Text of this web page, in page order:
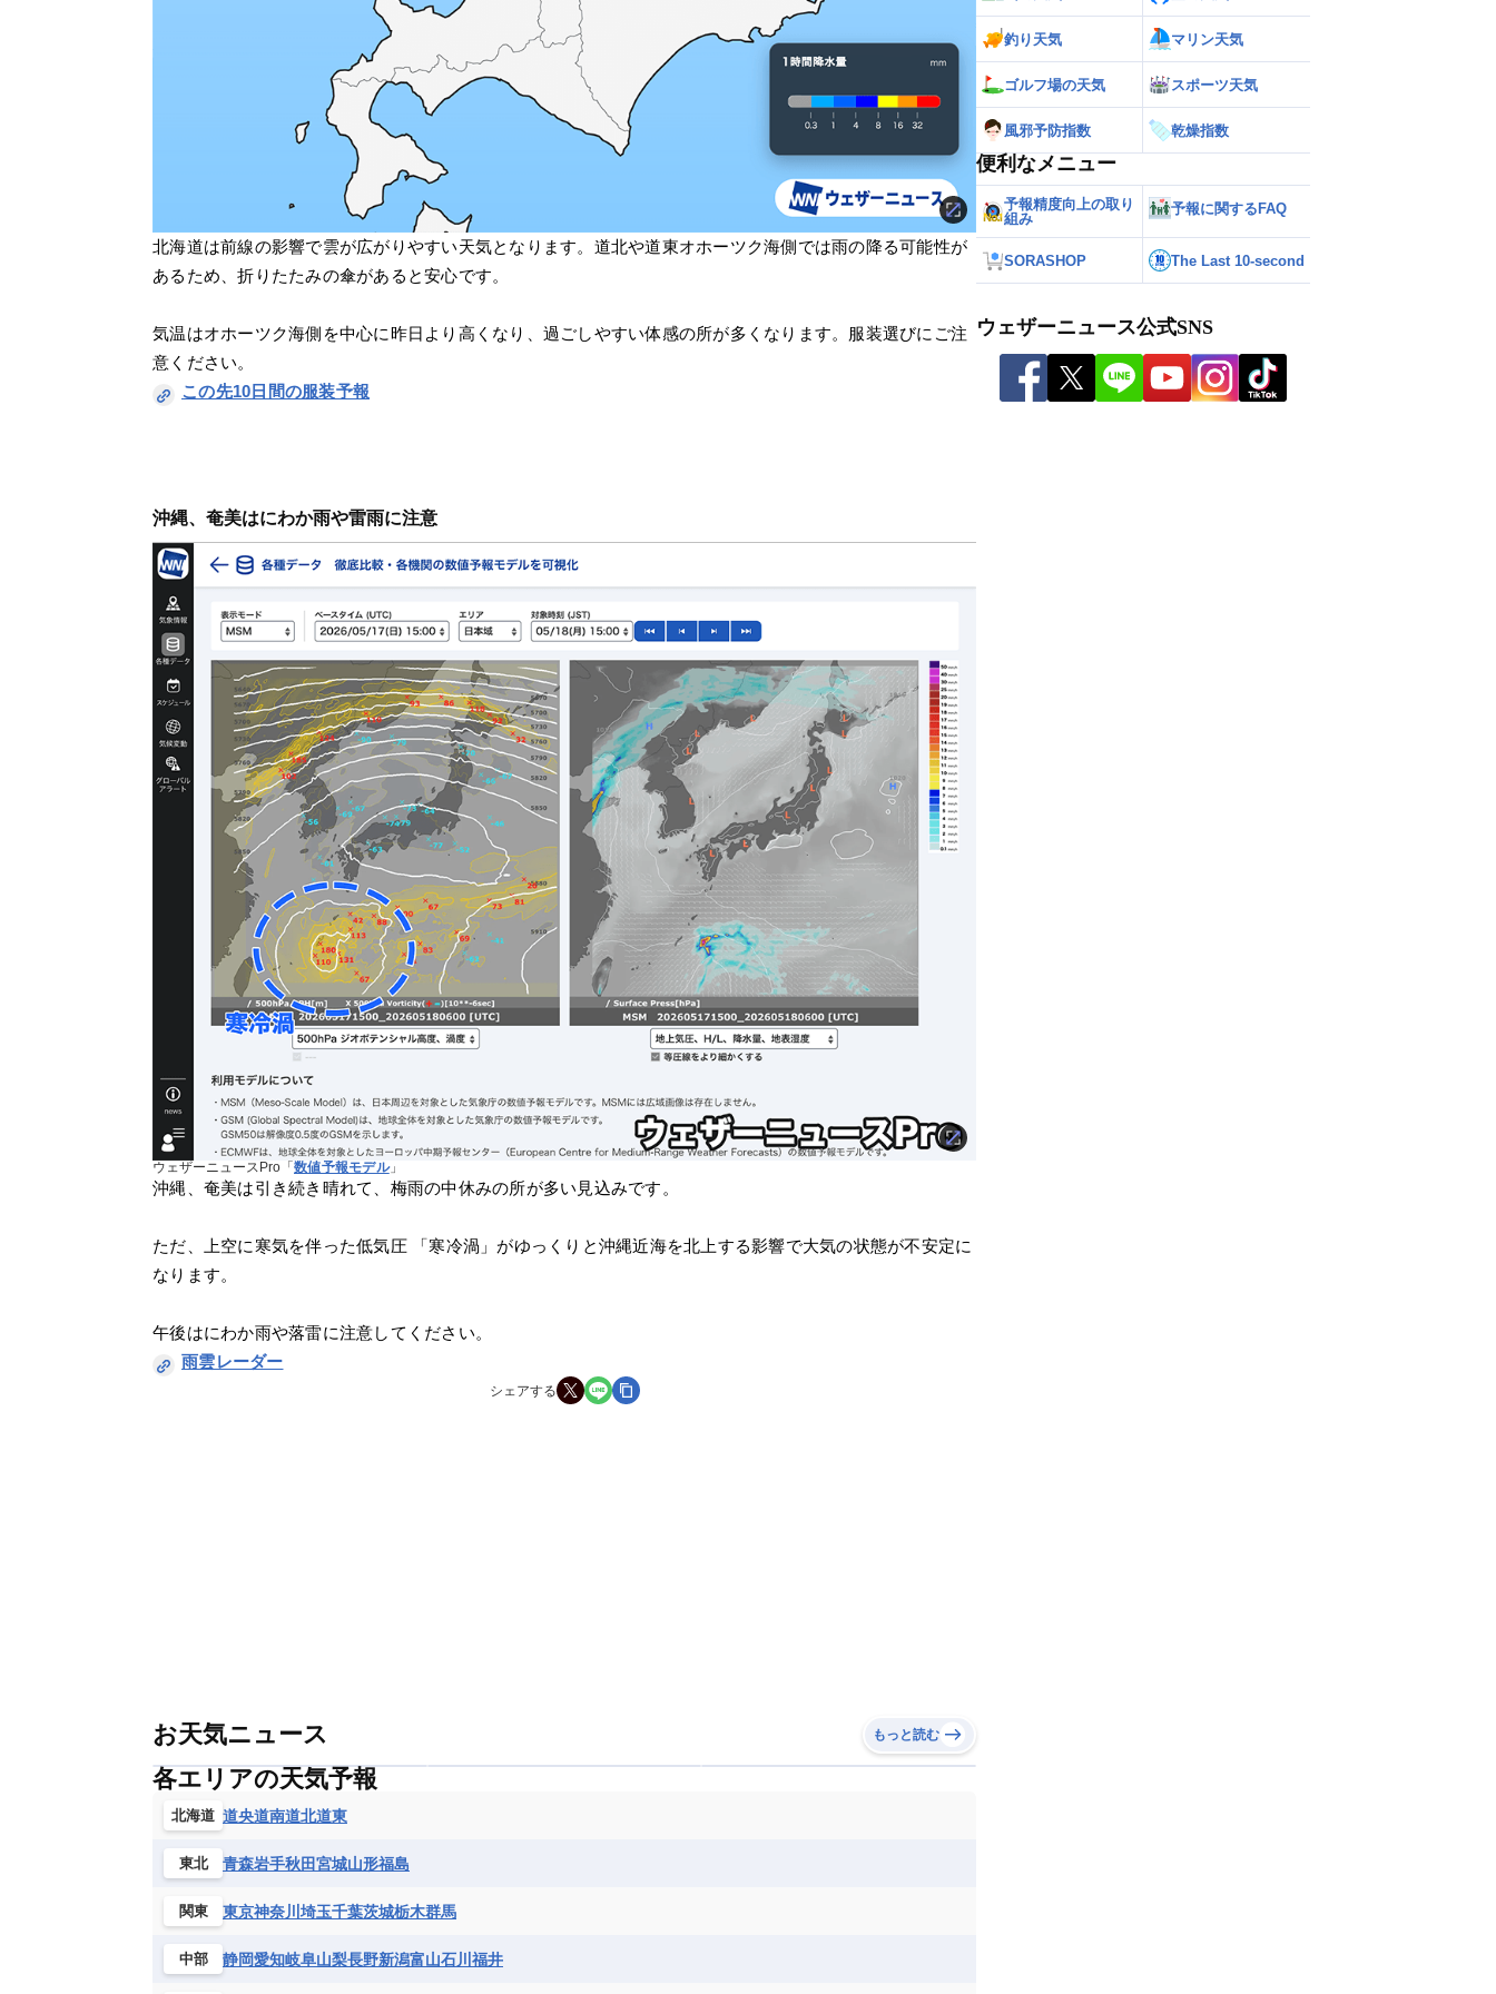
北海道は前線の影響で雲が広がりやすい天気となります。道北や道東オホーツク海側では雨の降る可能性が
あるため、折りたたみの傘があると安心です。
気温はオホーツク海側を中心に昨日より高くなり、過ごしやすい体感の所が多くなります。服装選びにご注
意ください。
この先10日間の服装予報
沖縄、奄美はにわか雨や雷雨に注意
ウェザーニュースPro「 数値予報モデル」
沖縄、奄美は引き続き晴れて、梅雨の中休みの所が多い見込みです。
ただ、上空に寒気を伴った低気圧 「寒冷渦」がゆっくりと沖縄近海を北上する影響で大気の状態が不安定に
なります。
午後はにわか雨や落雷に注意してください。
雨雲レーダー
シェアする
お天気ニュース もっと読む
各エリアの天気予報
北海道 道央道南道北道東
東北 青森岩手秋田宮城山形福島
関東 東京神奈川 埼玉千葉茨城栃木群馬
中部 静岡愛知岐阜山梨長野新潟富山石川 福井
釣り天気 マリン天気
ゴルフ場の天気 スポーツ天気
風邪予防指数 乾燥指数
便利なメニュー
予報精度向上の取り
組み
予報に関するFAQ
SORASHOP The Last 10-second
ウェザーニュース公式SNS